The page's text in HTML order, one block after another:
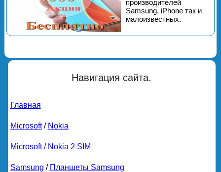
производителей
Samsung, iPhone так и
малоизвестных.
Навигация сайта.
Главная
Microsoft/ Nokia
Microsoft / Nokia 2 SIM
Samsung / Планшеты Samsung